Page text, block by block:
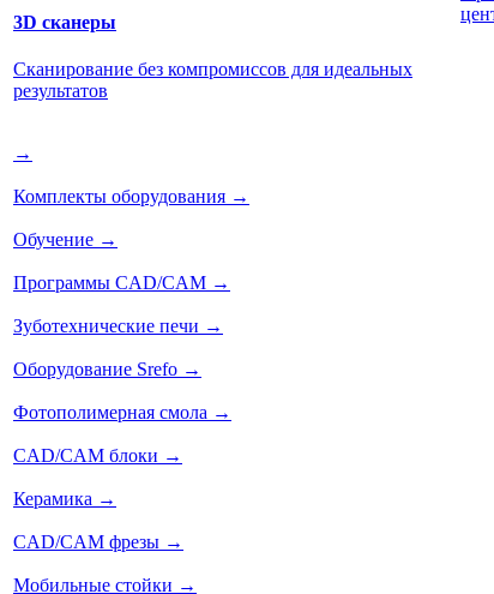
3D сканеры
Сканирование без компромиссов для идеальных
результатов
→
Комплекты оборудования →
Обучение →
Программы CAD/CAM →
Зуботехнические печи →
Оборудование Srefo →
Фотополимерная смола →
CAD/CAM блоки →
Керамика →
CAD/CAM фрезы →
Мобильные стойки →